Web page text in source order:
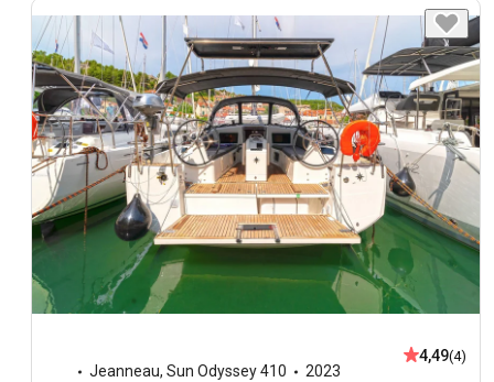
Jeanneau, Sun Odyssey 410
2023
4,49(4)